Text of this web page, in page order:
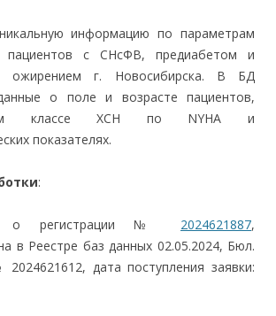
информацию по параметрам
с СНсФВ, предиабетом и
ожирением г. Новосибирска. В БД
о поле и возрасте пациентов,
классе ХСН по NYHA и
показателях.
:
о регистрации № 2024621887,
в Реестре баз данных 02.05.2024, Бюл.
дата поступления заявки: